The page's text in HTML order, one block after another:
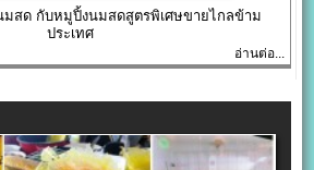
สด กับหมูปิ้งนมสดสูตรพิเศษขายไกลข้าม
ประเทศ
อ่านต่อ...